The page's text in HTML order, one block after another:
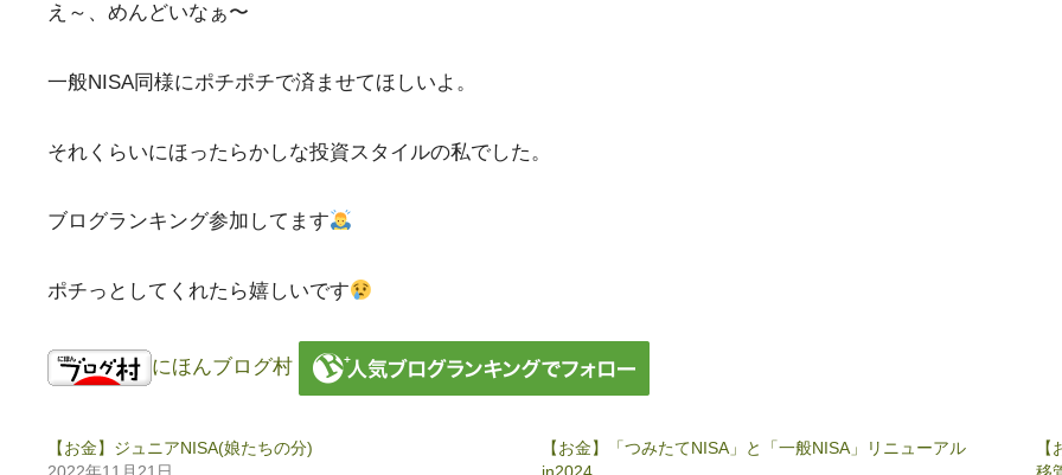
え～、めんどいなぁ〜
一般NISA同様にポチポチで済ませてほしいよ。
それくらいにほったらかしな投資スタイルの私でした。
ブログランキング参加してます
ポチっとしてくれたら嬉しいです
にほんブログ村
【お金】ジュニアNISA(娘たちの分)
【お金】「つみたてNISA」と「一般NISA」リニューアル